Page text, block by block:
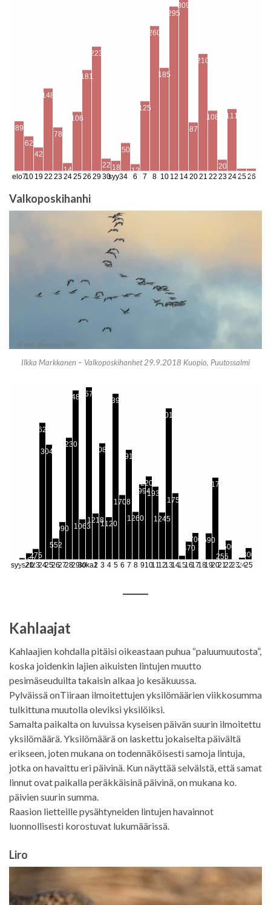
Valkoposkihanhi
Ilkka Markkanen – Valkoposkihanhet 29.9.2018 Kuopio, Puutossalmi
Kahlaajat
Kahlaajien kohdalla pitäisi oikeastaan puhua “paluumuutosta”,
koska joidenkin lajien aikuisten lintujen muutto
pesimäseuduilta takaisin alkaa jo kesäkuussa.
Pylväissä onTiiraan ilmoitettujen yksilömäärien viikkosumma
tulkittuna muutolla oleviksi yksilöiksi.
Samalta paikalta on luvuissa kyseisen päivän suurin ilmoitettu
yksilömäärä. Yksilömäärä on laskettu jokaiselta päivältä
erikseen, joten mukana on todennäköisesti samoja lintuja,
jotka on havaittu eri päivinä. Kun näyttää selvälstä, että samat
linnut ovat paikalla peräkkäisinä päivinä, on mukana ko.
päivien suurin summa.
Raasion lietteille pysähtyneiden lintujen havainnot
luonnollisesti korostuvat lukumäärissä.
Liro